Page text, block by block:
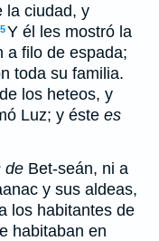
la ciudad, y
Y él les mostró la
a filo de espada;
toda su familia.
los heteos, y
Luz; y éste es
de Bet-seán, ni a
y sus aldeas,
los habitantes de
habitaban en